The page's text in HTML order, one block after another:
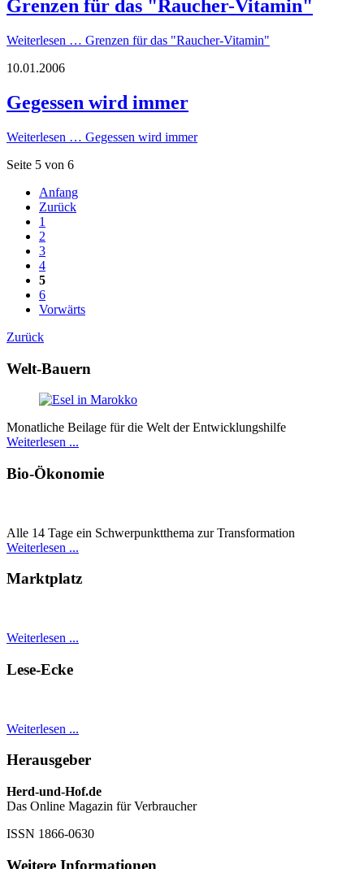
Grenzen für das "Raucher-Vitamin"
Weiterlesen … Grenzen für das "Raucher-Vitamin"
10.01.2006
Gegessen wird immer
Weiterlesen … Gegessen wird immer
Seite 5 von 6
Anfang
Zurück
1
2
3
4
5
6
Vorwärts
Zurück
Welt-Bauern
Monatliche Beilage für die Welt der Entwicklungshilfe
Weiterlesen ...
Bio-Ökonomie
Alle 14 Tage ein Schwer­punkt­thema zur Transformation
Weiterlesen ...
Marktplatz
Weiterlesen ...
Lese-Ecke
Weiterlesen ...
Herausgeber
Herd-und-Hof.de
Das Online Magazin für Verbraucher
ISSN 1866-0630
Weitere Informationen